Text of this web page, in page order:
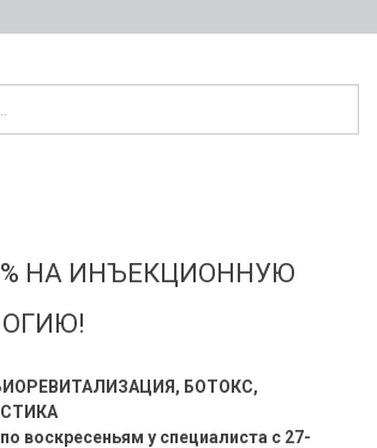
НА ИНЪЕКЦИОННУЮ
БОТОКС,
воскресеньям у специалиста с 27-